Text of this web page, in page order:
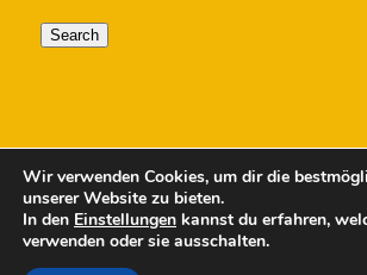
Search
2018 | EYDT - Metallbau
Wir verwenden Cookies, um dir die
unserer Website zu bieten.
In den Einstellungen kannst du erfahren,
verwenden oder sie ausschalten.